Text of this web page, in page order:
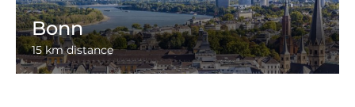
Bonn
15 km distance